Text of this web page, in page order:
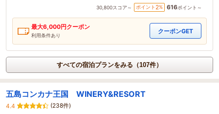
30,800スコア～ ポイント 2% 616ポイント～
最大6,000円クーポン
利用条件あり
クーポンGET
すべての宿泊プランをみる（107件）
五島コンカナ王国 WINERY&RESORT
4.4
(238件)